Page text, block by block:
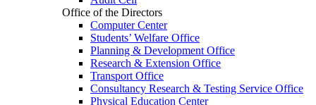
Office of the Directors
Computer Center
Students’ Welfare Office
Planning & Development Office
Research & Extension Office
Transport Office
Consultancy Research & Testing Service Office
Physical Education Center